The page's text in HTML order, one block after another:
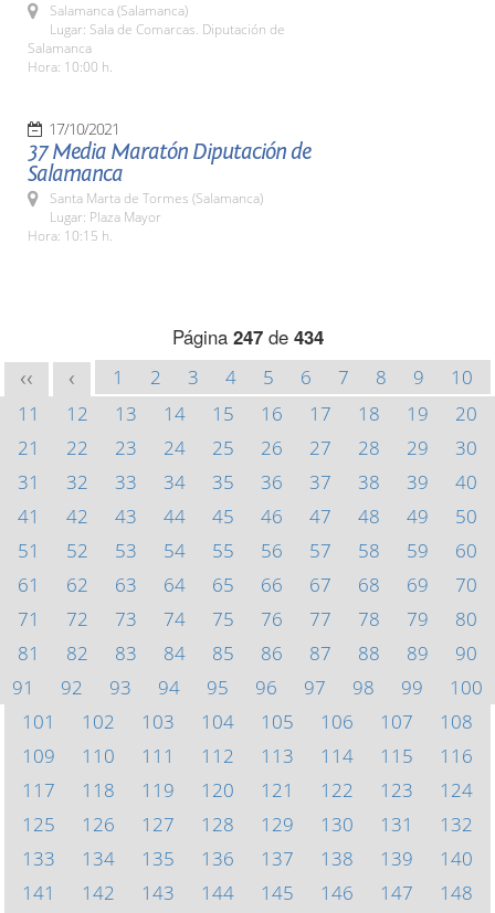
Salamanca (Salamanca)
Lugar: Sala de Comarcas. Diputación de
Salamanca
Hora: 10:00 h.
17/10/2021
37 Media Maratón Diputación de
Salamanca
Santa Marta de Tormes (Salamanca)
Lugar: Plaza Mayor
Hora: 10:15 h.
Página 247de 434
<< < 1 2 3 4 5 6 7 8 9
10
11
12 13 14 15 16 17 18 19
20
21
22 23 24 25 26 27 28 29
30
31
32 33 34 35 36 37 38 39
40
41
42 43 44 45 46 47 48 49
50
51
52 53 54 55 56 57 58 59
60
61
62 63 64 65 66 67 68 69
70
71
72 73 74 75 76 77 78 79
80
81
82 83 84 85 86 87 88 89
90
91
92 93 94 95 96 97 98 99
100
101
102 103 104 105 106 107
108
109
110 111 112 113 114 115
116
117
118 119 120 121 122 123
124
125
126 127 128 129 130 131
132
133
134 135 136 137 138 139
140
141
142 143 144 145 146 147
148